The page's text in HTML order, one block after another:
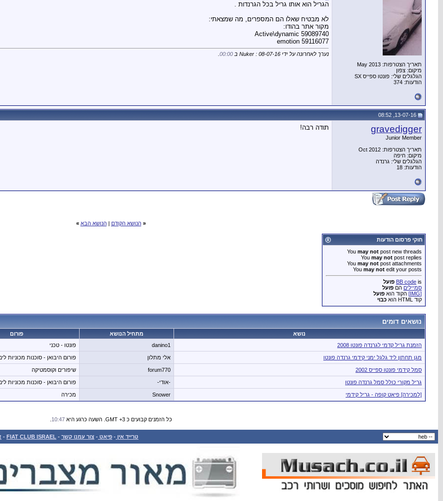
תאריך הצטרפות: May 2013
מיקום: צפון
הגלגלים שלי: פונטו ספייס SX
הודעות: 374
הגריל הוא אותו גריל בכל הגרנדות .
לא מבטיח שאלו הם המספרים, מה שמצאתי:
מקור אתר בהודו:
Active\dynamic 59089740
emotion 59116077
נערך לאחרונה על ידי Nuker : 08-07-16 ב 00:00
gravedigger
Junior Member
תאריך הצטרפות: Oct 2012
מיקום: חיפה
הגלגלים שלי: גרנדה
הודעות: 18
תודה רבה!
« הנושא הקודם | הנושא הבא »
חוקי פרסום הודעות
You may not post new threads
You may not post replies
You may not post attachments
You may not edit your posts
BB code is
פועל
סמיילים הם פועל
[IMG]
הקוד הוא פועל
קוד HTML הוא
כבוי
נושאים דומים
נושא מתחיל הנושא
פורום
הזמנת גריל קדמי לגרנדה פונטו 2008
danino1 פונטו - טכני
מגן תחתון ליד גלגל ימני קידמי גרנדה פונטו אלי מתלון פורום היבואן - סוכנות מכוניות
סמל קידמי פונטו ספייס 2002 forum770 שיפורים וקוסמטיקה
גריל מקורי כולל סמל גרנדה פונטו -אודי- פורום היבואן - סוכנות מכוניות
[למכירה] פיאט קופה - גריל קידמי Snower מכירה
כל הזמנים קבועים כ GMT +3. השעה כרגע היא 10:47
טרייד אין - פיאט - צור עמנו קשר -
FIAT CLUB ISRAEL
-